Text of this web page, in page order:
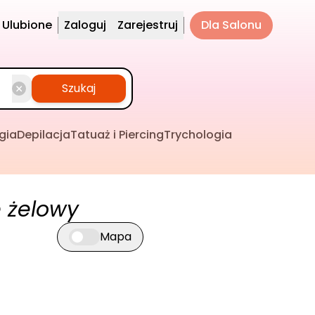
Ulubione Zaloguj Zarejestruj Dla Salonu
Szukaj
DepilacjaTatuaż i PiercingTrychologia
Przełącz widok mapy
Mapa